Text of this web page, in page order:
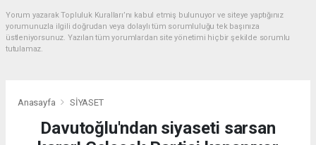
Yorum yazarak Topluluk Kuralları’nı kabul etmiş bulunuyor ve siteye yaptığınız
yorumunuzla ilgili doğrudan veya dolaylı tüm sorumluluğu tek başınıza
üstleniyorsunuz. Yazılan tüm yorumlardan site yönetimi hiçbir şekilde sorumlu
tutulamaz.
Anasayfa SİYASET
Davutoğlu'ndan siyaseti sarsan